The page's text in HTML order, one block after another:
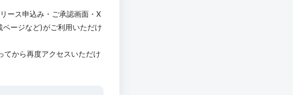
ース申込み・ご承認画面・X
ージなど)がご利用いただけ
てから再度アクセスいただけ